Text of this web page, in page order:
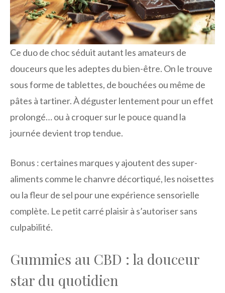
Ce duo de choc séduit autant les amateurs de
douceurs que les adeptes du bien-être. On le trouve
sous forme de tablettes, de bouchées ou même de
pâtes à tartiner. À déguster lentement pour un effet
prolongé… ou à croquer sur le pouce quand la
journée devient trop tendue.
Bonus : certaines marques y ajoutent des super-
aliments comme le chanvre décortiqué, les noisettes
ou la fleur de sel pour une expérience sensorielle
complète. Le petit carré plaisir à s’autoriser sans
culpabilité.
Gummies au CBD : la douceur
star du quotidien